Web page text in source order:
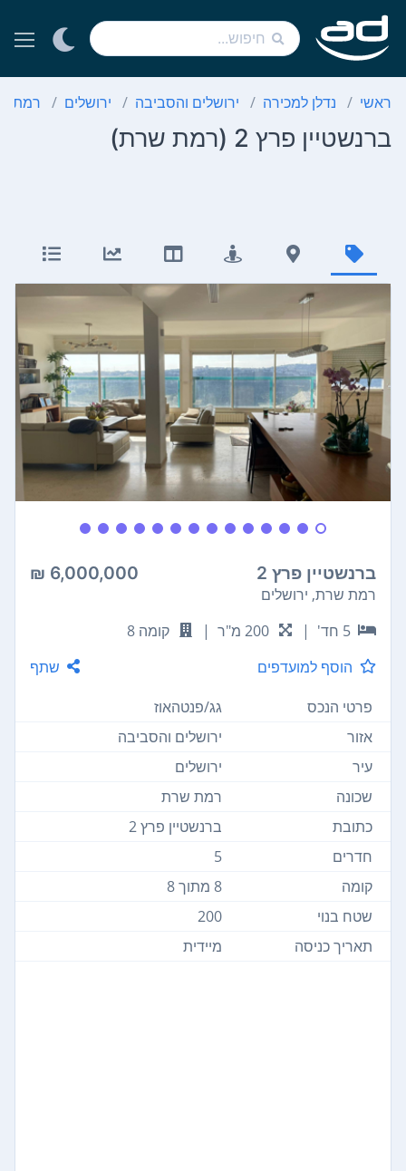
ראשי נדלן למכירה ירושלים והסביבה ירושלים רמת
ברנשטיין פרץ 2 (רמת שרת)
ברנשטיין פרץ 2 6,000,000 ₪
רמת שרת, ירושלים
5 חד'
| 200 מ"ר |
קומה 8
הוסף למועדפים
שתף
פרטי הנכס
גג/פנטהאוז
אזור
ירושלים והסביבה
עיר
ירושלים
שכונה
רמת שרת
כתובת
ברנשטיין פרץ 2
חדרים
5
קומה
8 מתוך 8
שטח בנוי
200
תאריך כניסה
מיידית